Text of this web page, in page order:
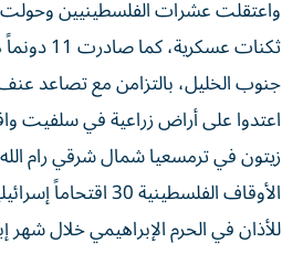
واعتقلت عشرات الفلسطينيين وحولت
ثكنات
جنوب الخليل، بالتزامن مع تصاعد
زيتون في ترمسعيا شمال شرقي رام
للأذان في الحرم الإبراهيمي خلال شهر